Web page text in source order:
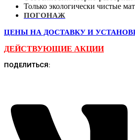
Только экологически чистые
ПОГОНАЖ
ЦЕНЫ НА ДОСТАВКУ И
ДЕЙСТВУЮЩИЕ АКЦИИ
ПОДЕЛИТЬСЯ: